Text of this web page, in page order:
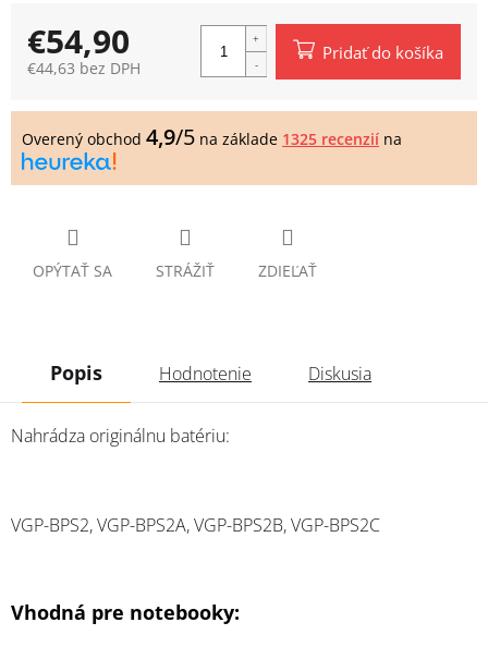
OPÝTAŤ SA STRÁŽIŤ ZDIEĽAŤ
€54,90
€44,63 bez DPH
cena:
Pridať do košíka
Overený obchod 4,9/5 na základe 1325 recenzií na
Popis Hodnotenie Diskusia
Nahrádza originálnu batériu:
VGP-BPS2, VGP-BPS2A, VGP-BPS2B, VGP-BPS2C
Vhodná pre notebooky: